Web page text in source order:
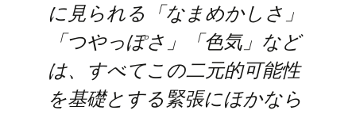
に見られる「なまめかしさ」
「つやっぽさ」「色気」など
は、すべてこの二元的可能性
を基礎とする緊張にほかなら